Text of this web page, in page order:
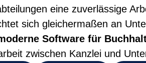
eine zuverlässige
sich gleichermaßen an
Software für
zwischen Kanzlei und